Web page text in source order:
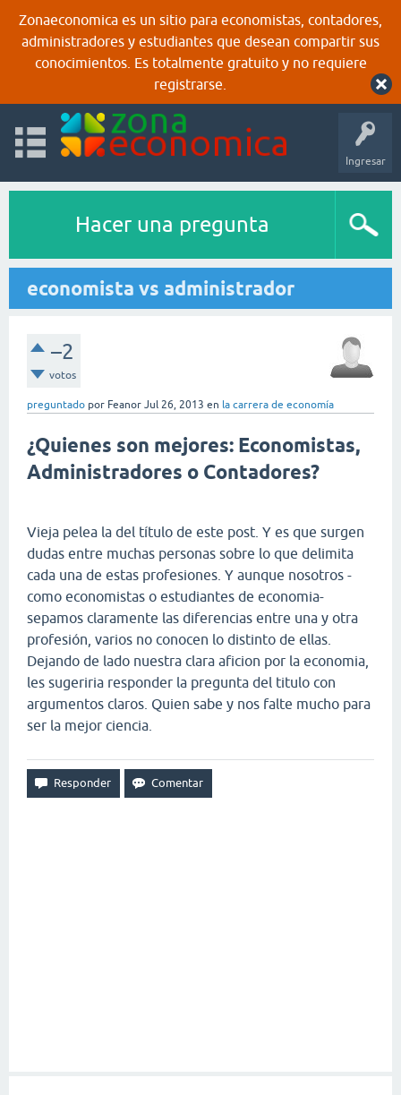
Zonaeconomica es un sitio para economistas, contadores,
administradores y estudiantes que desean compartir sus
conocimientos. Es totalmente gratuito y no requiere
registrarse.
Ingresar
Hacer una pregunta
economista vs administrador
–2
votos
preguntado por Feanor Jul 26, 2013 en la carrera de economía
¿Quienes son mejores: Economistas,
Administradores o Contadores?
Vieja pelea la del título de este post. Y es que surgen
dudas entre muchas personas sobre lo que delimita
cada una de estas profesiones. Y aunque nosotros -
como economistas o estudiantes de economia-
sepamos claramente las diferencias entre una y otra
profesión, varios no conocen lo distinto de ellas.
Dejando de lado nuestra clara aficion por la economia,
les sugeriria responder la pregunta del titulo con
argumentos claros. Quien sabe y nos falte mucho para
ser la mejor ciencia.